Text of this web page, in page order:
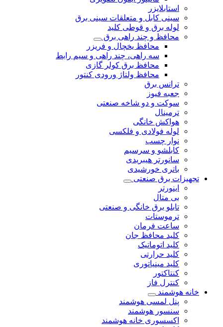
استابلایزر
سینی کابل و متعلقات سینی برق
لوله برق و قوطی کلید
محافظ و چند راهی برق
محافظ یخچال و فریزر
سه راهی، چند راهی و سیم رابط
محافظ برق کولر گازی
محافظ ولتاژ ورودی کنتور
ترانس برق
جعبه فیوز
سوکت و دو شاخه صنعتی
ترمینال
هواکش خانگی
لوله فولادی و فلکسی
نوار چسب
کابلشو و سرسیم
سانورتر هیبریدی
باتری خورشیدی
تجهیزات برق صنعتی
اینورتر
بی متال
تابلو برق خانگی و صنعتی
ترموستات
ساعت فرمان
کلید محافظ جان
کلید اتوماتیک
کلید حرارتی
کلید مینیاتوری
کنتاکتور
کنترل فاز
خانه هوشمند
پنل لمسی هوشمند
سنسور هوشمند
اکسسوری خانه هوشمند